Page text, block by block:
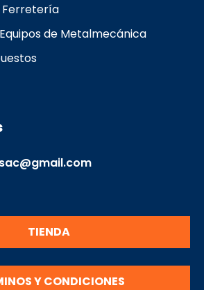
Ferretería
de Metalmecánica
TIENDA
Y CONDICIONES